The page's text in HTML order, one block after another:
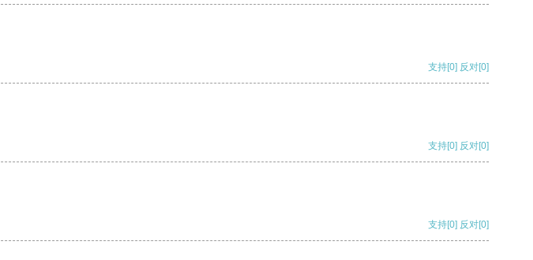
支持[0] 反对[0]
支持[0] 反对[0]
支持[0] 反对[0]